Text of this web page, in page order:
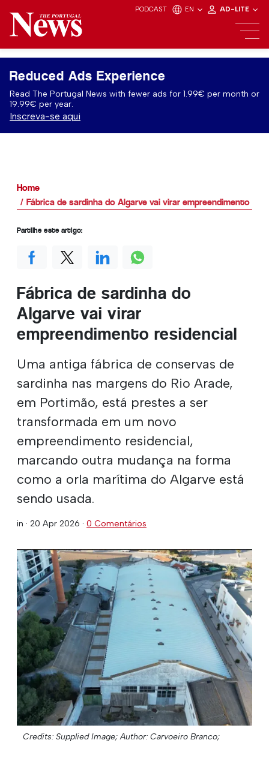
PODCAST EN AD-LITE
Reduced Ads Experience
Read The Portugal News with fewer ads for 1.99€ per month or
19.99€ per year.
Inscreva-se aqui
Home
Fábrica de sardinha do Algarve vai virar empreendimento
Fábrica de sardinha do
Algarve vai virar
empreendimento residencial
Uma antiga fábrica de conservas de
sardinha nas margens do Rio Arade,
em Portimão, está prestes a ser
transformada em um novo
empreendimento residencial,
marcando outra mudança na forma
como a orla marítima do Algarve está
sendo usada.
in · 20 Apr 2026 · 0 Comentários
Credits: Supplied Image; Author: Carvoeiro Branco;
Partilhe este artigo: